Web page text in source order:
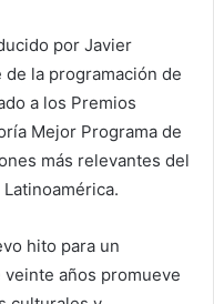
por Javier
la programación de
a los Premios
Mejor Programa de
más relevantes del
hito para un
años promueve